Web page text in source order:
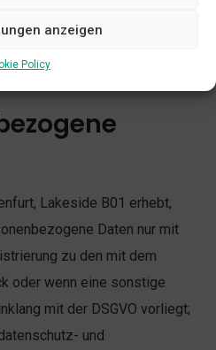
anzeigen
Policy
Lakeside B01 erhebt,
Daten nur mit
zu den mit dem
oder wenn eine sonstige
mit der DSGVO vorliegt;
und